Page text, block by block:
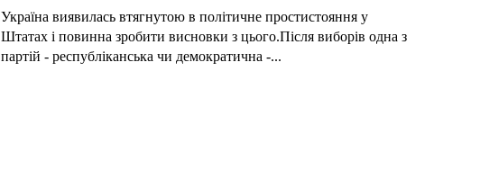
Україна виявилась втягнутою в політичне простистояння у
Штатах і повинна зробити висновки з цього.Після виборів одна з
партій - республіканська чи демократична -...